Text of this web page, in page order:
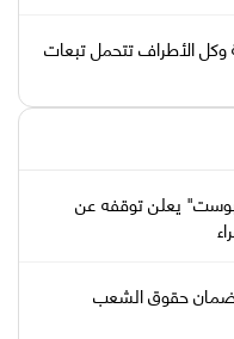
الأطراف تتحمل تبعات
يعلن توقفه عن
ضمان حقوق الشعب